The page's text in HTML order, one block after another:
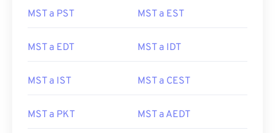
MST a PST MST a EST
MST a EDT MST a IDT
MST a IST MST a CEST
MST a PKT MST a AEDT